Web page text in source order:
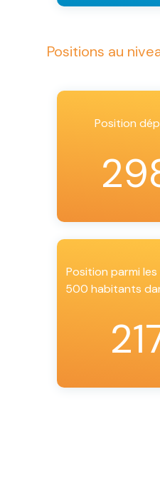
Positions au
Position
Position parmi
500 habitants